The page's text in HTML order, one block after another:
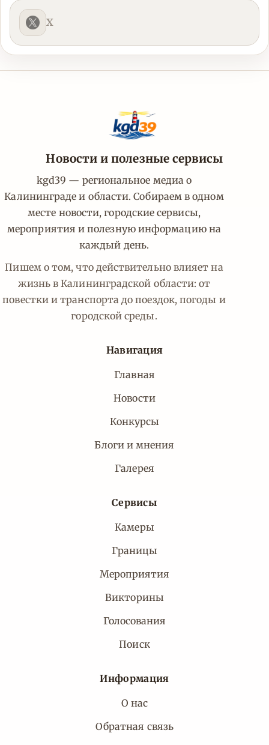
X
Новости и полезные сервисы
kgd39 — региональное медиа о
Калининграде и области. Собираем в одном
месте новости, городские сервисы,
мероприятия и полезную информацию на
каждый день.
Пишем о том, что действительно влияет на
жизнь в Калининградской области: от
повестки и транспорта до поездок, погоды и
городской среды.
Навигация
Главная
Новости
Конкурсы
Блоги и мнения
Галерея
Сервисы
Камеры
Границы
Мероприятия
Викторины
Голосования
Поиск
Информация
О нас
Обратная связь